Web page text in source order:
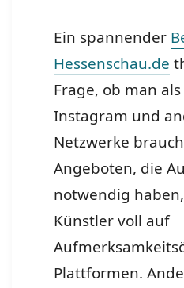
Ein spannender
Hessenschau.de
Frage, ob man
Instagram und
Netzwerke
Angeboten, die
notwendig
Künstler voll auf
Plattformen.